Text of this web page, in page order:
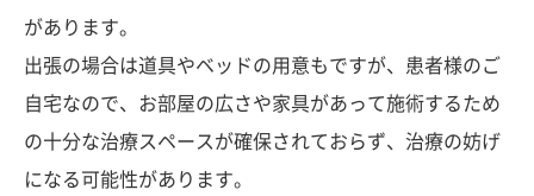
があります。
出張の場合は道具やベッドの用意もですが、患者様のご
自宅なので、お部屋の広さや家具があって施術するため
の十分な治療スペースが確保されておらず、治療の妨げ
になる可能性があります。